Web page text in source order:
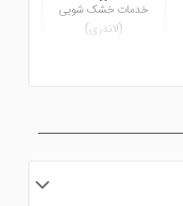
خدمات خشک شویی
(لاندری)